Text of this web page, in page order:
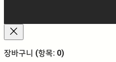
장바구니 (항목: 0)